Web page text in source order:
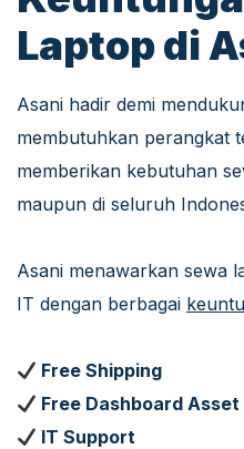
Laptop di
Asani hadir demi
membutuhkan perangkat
memberikan kebutuhan
maupun di seluruh
Asani menawarkan sewa
IT dengan berbagai
Free Shipping
Free Dashboard
IT Support